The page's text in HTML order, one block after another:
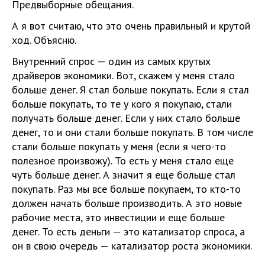
Предвыборные обещания.
А я вот считаю, что это очень правильный и крутой
ход. Объясню.
Внутренний спрос — один из самых крутых
драйверов экономики. Вот, скажем у меня стало
больше денег. Я стал больше покупать. Если я стал
больше покупать, то те у кого я покупаю, стали
получать больше денег. Если у них стало больше
денег, то и они стали больше покупать. В том числе
стали больше покупать у меня (если я чего-то
полезное произвожу). То есть у меня стало еще
чуть больше денег. А значит я еще больше стал
покупать. Раз мы все больше покупаем, то кто-то
должен начать больше производить. А это новые
рабочие места, это инвестиции и еще больше
денег. То есть деньги — это катализатор спроса, а
он в свою очередь — катализатор роста экономики.